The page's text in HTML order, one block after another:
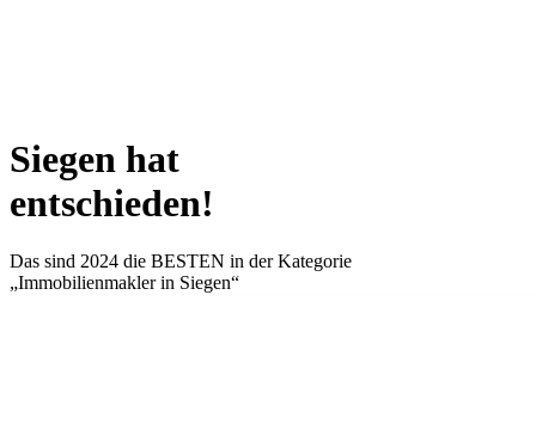
Siegen hat
entschieden!
Das sind 2024 die BESTEN in der Kategorie
„Immobilienmakler in Siegen“